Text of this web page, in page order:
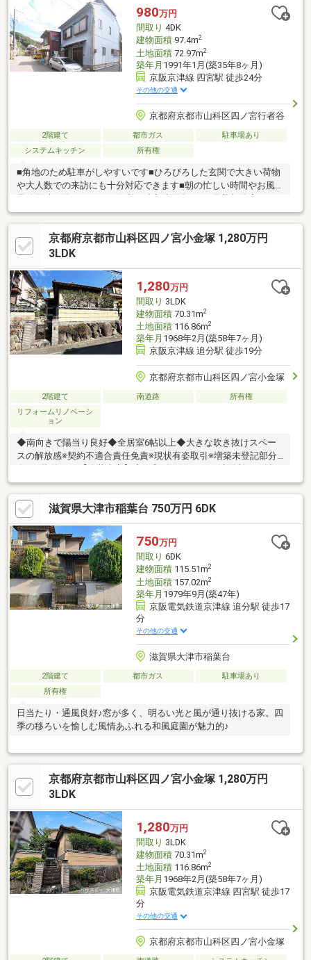
まい探しからローン・資金計画のことまで、何でもお気軽にご相
談下さい☆●ハウスプロジェクトのスタッフが、お客様一人一人
のニーズに最適な物件をご提案致します。
980万円
間取り 4DK
建物面積97.4m2
土地面積72.97m2
築年月 1991年1月(築35年8ヶ月)
京阪京津線 四宮駅 徒歩24分
その他の交通
京都府京都市山科区四ノ宮行者谷
2階建て 都市ガス
駐車場あり
システムキッチン
所有権
■角地のため駐車がしやすいです■ひろびろした玄関で大きい荷物
や大人数での来訪にも十分対応できます■朝の忙しい時間やお風
いていますので、季節のものや思い出の品をたくさん収納できま
す■お風呂から坪庭が眺められる設計になています♪※売主の契約
不適合責任免責※現状有姿取引
京都府京都市山科区四ノ宮小金塚 1,280万円
3LDK
1,280万円
間取り 3LDK
建物面積70.31m2
土地面積116.86m2
築年月 1968年2月(築58年7ヶ月)
京阪京津線 追分駅 徒歩19分
京都府京都市山科区四ノ宮小金塚
2階建て 南道路
所有権
リフォームリノベーシ
ョン
◆南向きで陽当り良好◆全居室6帖以上◆大きな吹き抜けスペー
スの解放感※契約不適合責任免責※現状有姿取引※増築未登記部分
替 ・全室クロス張替(和室含まず) ・キッチン新調・玄関扉鍵
交換 ・給湯器新調 ・木部、枠：一部塗装 等■■お家の事なら
アフターホームにお任せください■■京都を中心とした地域密着型
の不動産業者です。・新築・中古・土地・マンション・リフォー
ム・建築・住み替えの相談など・お気軽にご相談下さい！！お家
のことでお困りのことがあれば・ぜひアフターホームへ！
滋賀県大津市稲葉台 750万円 6DK
750万円
間取り 6DK
建物面積115.51m2
土地面積157.02m2
築年月 1979年9月(築47年)
京阪電気鉄道京津線 追分駅 徒歩17
分
その他の交通
滋賀県大津市稲葉台
2階建て 都市ガス
駐車場あり
所有権
日当たり・通風良好♪窓が多く、明るい光と風が通り抜ける家。四
季の移ろいを愉しむ風情あふれる和風庭園が魅力的♪
京都府京都市山科区四ノ宮小金塚 1,280万円
3LDK
1,280万円
間取り 3LDK
建物面積70.31m2
土地面積116.86m2
築年月 1968年2月(築58年7ヶ月)
京阪電気鉄道京津線 四宮駅 徒歩17
分
その他の交通
京都府京都市山科区四ノ宮小金塚